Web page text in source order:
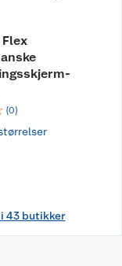
(0)
i 43 butikker